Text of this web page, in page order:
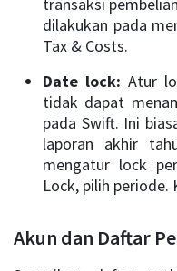
dilakukan pada
Tax & Costs.
Date lock: Atur
tidak dapat
pada Swift. Ini
laporan akhir
mengatur lock
Lock, pilih periode.
Akun dan Daftar